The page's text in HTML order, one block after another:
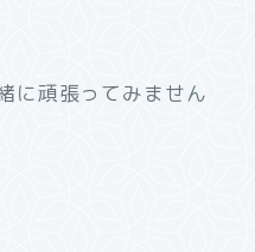
に頑張ってみません